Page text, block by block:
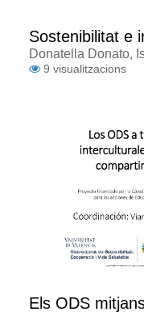
Sostenibilitat e
Donatella Donato,
9 visualitzacions
Els ODS